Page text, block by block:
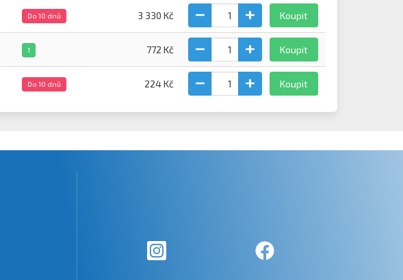
Do 10 dnů 3 330 Kč Koupit
1 772 Kč Koupit
Do 10 dnů 224 Kč Koupit